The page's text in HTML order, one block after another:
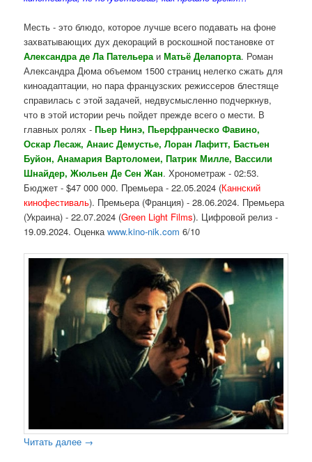
Месть - это блюдо, которое лучше всего подавать на фоне
захватывающих дух декораций в роскошной постановке от
Александра де Ла ПательераиМатьё Делапорта. Роман
Александра Дюма объемом 1500 страниц нелегко сжать для
киноадаптации, но пара французских режиссеров блестяще
справилась с этой задачей, недвусмысленно подчеркнув,
что в этой истории речь пойдет прежде всего о мести. В
главных ролях -Пьер Нинэ, Пьерфранческо Фавино,
Оскар Лесаж, Анаис Демустье, Лоран Лафитт, Бастьен
Буйон, Анамария Вартоломеи, Патрик Милле, Вассили
Шнайдер, Жюльен Де Сен Жан. Хронометраж - 02:53.
Бюджет - $47 000 000. Премьера - 22.05.2024 (Каннский
кинофестиваль). Премьера (Франция) - 28.06.2024. Премьера
(Украина) - 22.07.2024 (Green Light Films). Цифровой релиз -
19.09.2024. Оценкаwww.kino-nik.com 6/10
Читать далее →